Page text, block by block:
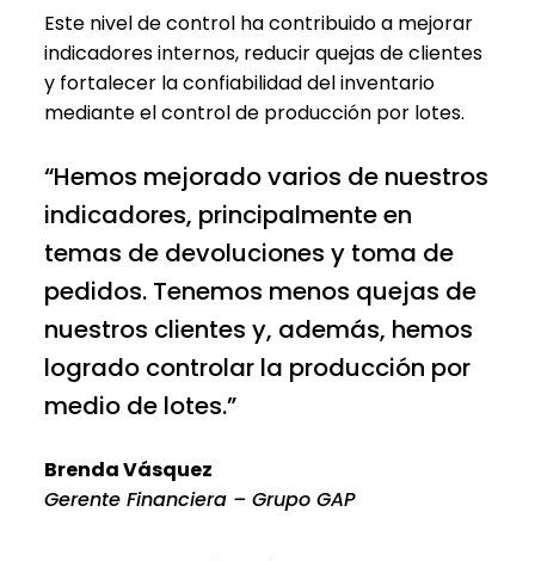
Este nivel de control ha contribuido a mejorar
indicadores internos, reducir quejas de clientes
y fortalecer la confiabilidad del inventario
mediante el control de producción por lotes.
“Hemos mejorado varios de nuestros
indicadores, principalmente en
temas de devoluciones y toma de
pedidos. Tenemos menos quejas de
nuestros clientes y, además, hemos
logrado controlar la producción por
medio de lotes.”
Brenda Vásquez
Gerente Financiera – Grupo GAP